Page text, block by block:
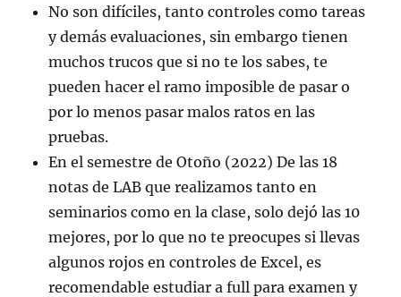
No son difíciles, tanto controles como tareas
y demás evaluaciones, sin embargo tienen
muchos trucos que si no te los sabes, te
pueden hacer el ramo imposible de pasar o
por lo menos pasar malos ratos en las
pruebas.
En el semestre de Otoño (2022) De las 18
notas de LAB que realizamos tanto en
seminarios como en la clase, solo dejó las 10
mejores, por lo que no te preocupes si llevas
algunos rojos en controles de Excel, es
recomendable estudiar a full para examen y